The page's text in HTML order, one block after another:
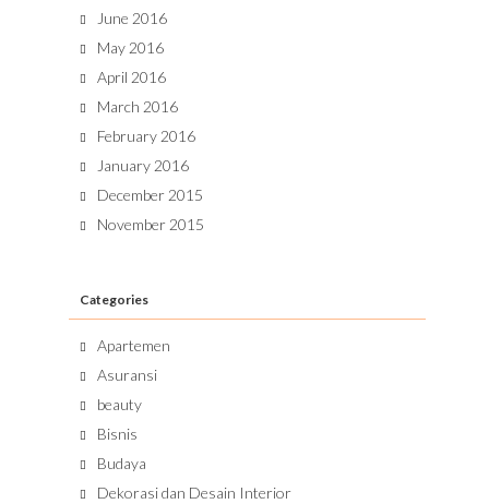
June 2016
May 2016
April 2016
March 2016
February 2016
January 2016
December 2015
November 2015
Categories
Apartemen
Asuransi
beauty
Bisnis
Budaya
Dekorasi dan Desain Interior